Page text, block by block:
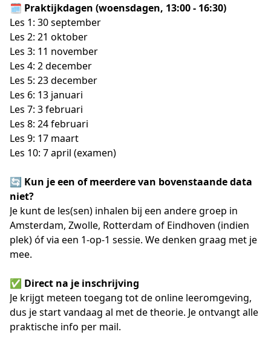
🗓️ Praktijkdagen (woensdagen, 13:00 - 16:30)
Les 1: 30 september
Les 2: 21 oktober
Les 3: 11 november
Les 4: 2 december
Les 5: 23 december
Les 6: 13 januari
Les 7: 3 februari
Les 8: 24 februari
Les 9: 17 maart
Les 10: 7 april (examen)
🔄 Kun je een of meerdere van bovenstaande data
niet?
Je kunt de les(sen) inhalen bij een andere groep in
Amsterdam, Zwolle, Rotterdam of Eindhoven (indien
plek) óf via een 1-op-1 sessie. We denken graag met je
mee.
✅ Direct na je inschrijving
Je krijgt meteen toegang tot de online leeromgeving,
dus je start vandaag al met de theorie. Je ontvangt alle
praktische info per mail.